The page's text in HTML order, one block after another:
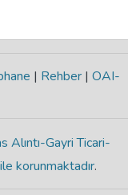
| Rehber | OAI-
Alıntı-Gayri Ticari-
korunmaktadır.